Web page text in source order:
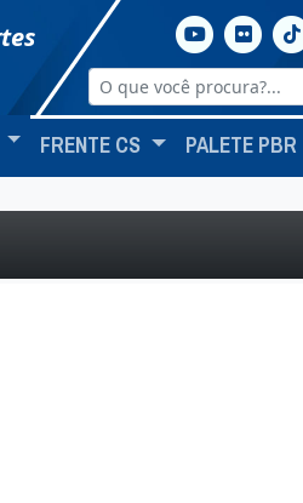
FRENTE CS PALETE PBR